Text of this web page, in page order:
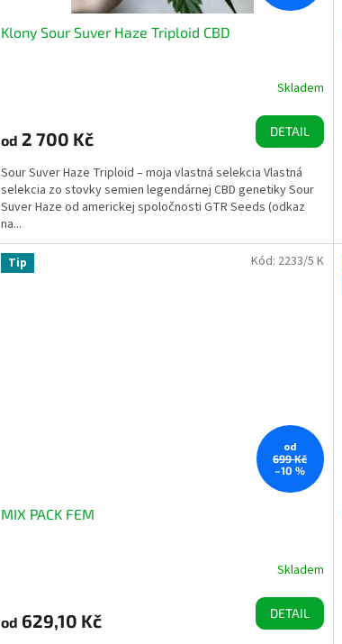
Klony Sour Suver Haze Triploid CBD
Skladem
od 2 700 Kč DETAIL
Sour Suver Haze Triploid – moja vlastná selekcia Vlastná
selekcia zo stovky semien legendárnej CBD genetiky Sour
Suver Haze od americkej spoločnosti GTR Seeds (odkaz
na...
Tip
od
699 Kč
–10 %
MIX PACK FEM
Skladem
od 629,10 Kč DETAIL
Kód: 2233/5 K